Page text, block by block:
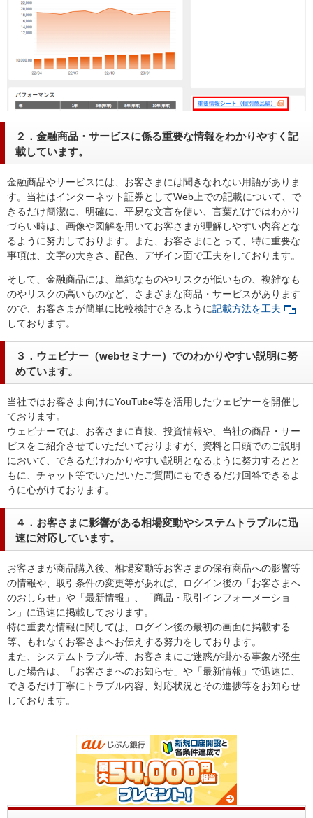
２．金融商品・サービスに係る重要な情報をわかりやすく記
載しています。
金融商品やサービスには、お客さまには聞きなれない用語がありま
す。当社はインターネット証券としてWeb上での記載について、で
きるだけ簡潔に、明確に、平易な文言を使い、言葉だけではわかり
づらい時は、画像や図解を用いてお客さまが理解しやすい内容とな
るように努力しております。また、お客さまにとって、特に重要な
事項は、文字の大きさ、配色、デザイン面で工夫をしております。
そして、金融商品には、単純なものやリスクが低いもの、複雑なも
のやリスクの高いものなど、さまざまな商品・サービスがあります
ので、お客さまが簡単に比較検討できるように記載方法を工夫
しております。
３．ウェビナー（webセミナー）でのわかりやすい説明に努
めています。
当社ではお客さま向けにYouTube等を活用したウェビナーを開催し
ております。
ウェビナーでは、お客さまに直接、投資情報や、当社の商品・サー
ビスをご紹介させていただいておりますが、資料と口頭でのご説明
において、できるだけわかりやすい説明となるように努力するとと
もに、チャット等でいただいたご質問にもできるだけ回答できるよ
うに心がけております。
４．お客さまに影響がある相場変動やシステムトラブルに迅
速に対応しています。
お客さまが商品購入後、相場変動等お客さまの保有商品への影響等
の情報や、取引条件の変更等があれば、ログイン後の「お客さまへ
のおしらせ」や「最新情報」、「商品・取引インフォーメーショ
ン」に迅速に掲載しております。
特に重要な情報に関しては、ログイン後の最初の画面に掲載する
等、もれなくお客さまへお伝えする努力をしております。
また、システムトラブル等、お客さまにご迷惑が掛かる事象が発生
した場合は、「お客さまへのお知らせ」や「最新情報」で迅速に、
できるだけ丁寧にトラブル内容、対応状況とその進捗等をお知らせ
しております。